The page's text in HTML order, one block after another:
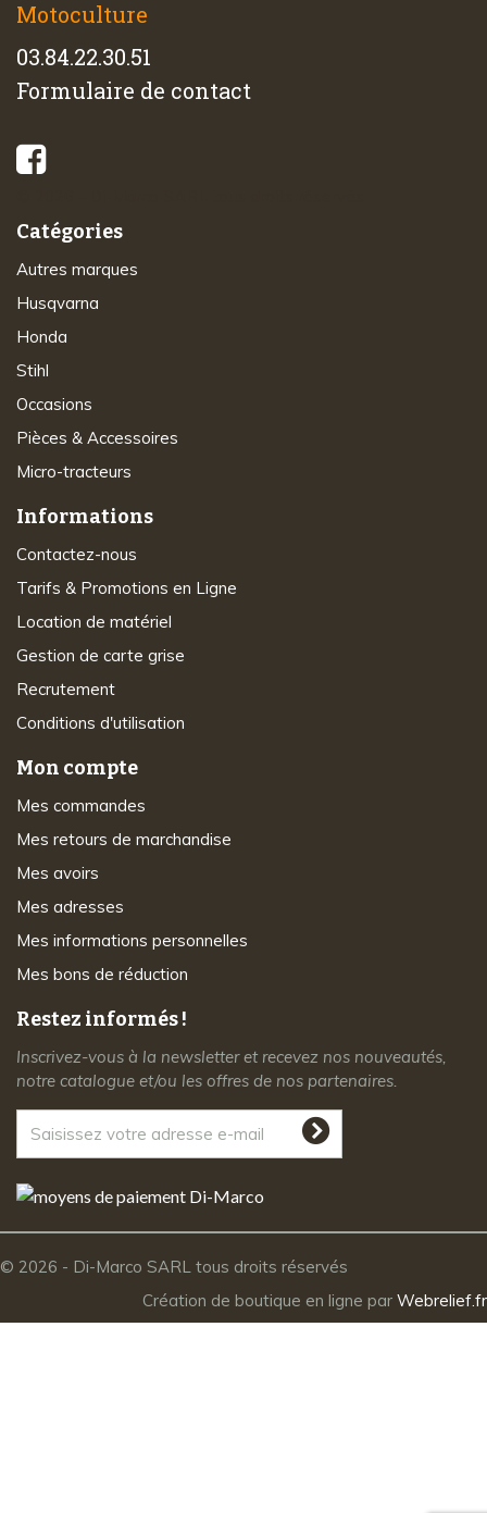
Motoculture
03.84.22.30.51
Formulaire de contact
Catégories
Autres marques
Husqvarna
Honda
Stihl
Occasions
Pièces & Accessoires
Micro-tracteurs
Informations
Contactez-nous
Tarifs & Promotions en Ligne
Location de matériel
Gestion de carte grise
Recrutement
Conditions d'utilisation
Mon compte
Mes commandes
Mes retours de marchandise
Mes avoirs
Mes adresses
Mes informations personnelles
Mes bons de réduction
Restez informés !
Inscrivez-vous à la newsletter et recevez nos nouveautés,
notre catalogue et/ou les offres de nos partenaires.
© 2026 - Di-Marco SARL tous droits réservés
Création de boutique en ligne par Webrelief.fr